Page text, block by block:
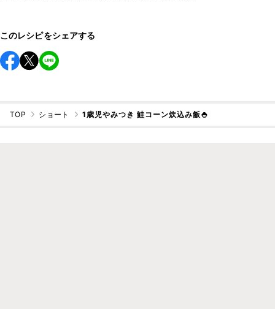
このレシピをシェアする
TOP ショート 1歳児やみつき 鮭コーン炊込み飯🍚